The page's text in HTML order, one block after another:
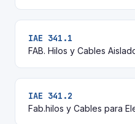
IAE 341.1
FAB. Hilos y Cables
IAE 341.2
Fab.hilos y Cables para